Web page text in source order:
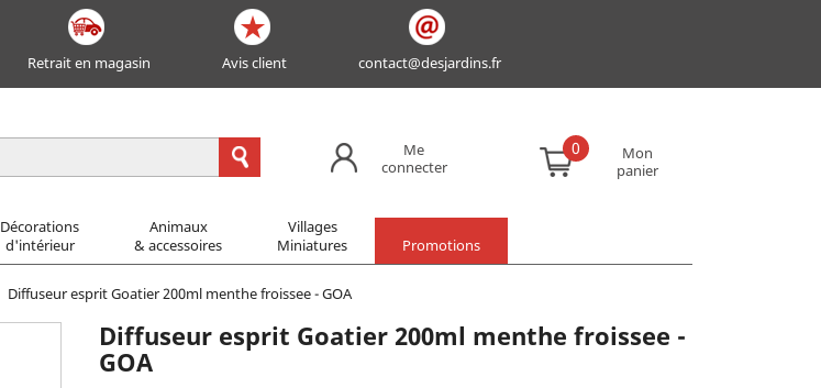
Retrait en magasin Avis client contact@desjardins.fr
Me
connecter
0
Mon
panier
Décorations
d'intérieur
Animaux
& accessoires
Villages
Miniatures
Promotions
Diffuseur esprit Goatier 200ml menthe froissee - GOA
Diffuseur esprit Goatier 200ml menthe froissee -
GOA